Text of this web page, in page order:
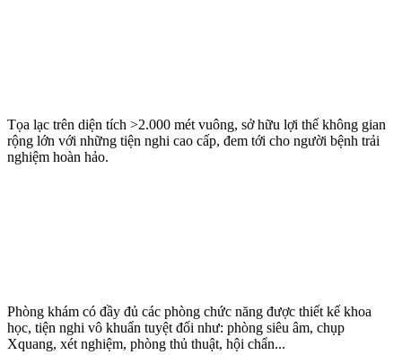
Tọa lạc trên diện tích >2.000 mét vuông, sở hữu lợi thế không gian
rộng lớn với những tiện nghi cao cấp, đem tới cho người bệnh trải
nghiệm hoàn hảo.
Phòng khám có đầy đủ các phòng chức năng được thiết kế khoa
học, tiện nghi vô khuẩn tuyệt đối như: phòng siêu âm, chụp
Xquang, xét nghiệm, phòng thủ thuật, hội chẩn...